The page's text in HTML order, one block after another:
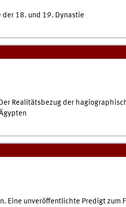
der 18. und 19. Dynastie
Realitätsbezug der
Eine unveröffentlichte Predigt zum